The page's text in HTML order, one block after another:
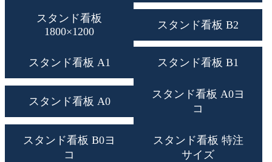
スタンド看板
1800×1200
スタンド看板 B2
スタンド看板 A1 スタンド看板 B1
スタンド看板 A0
スタンド看板 A0ヨ
コ
スタンド看板 B0ヨ
コ
スタンド看板 特注
サイズ